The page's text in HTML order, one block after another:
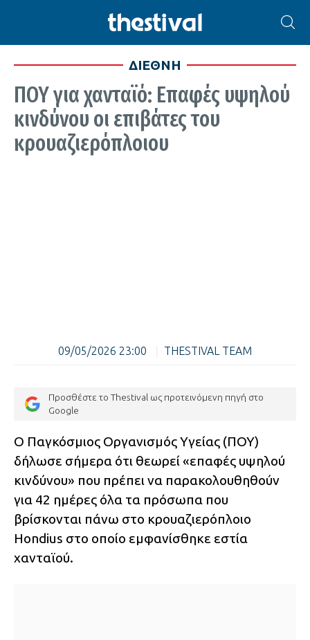
ΔΙΕΘΝΗ
ΠΟΥ για χανταϊό: Επαφές υψηλού
κινδύνου οι επιβάτες του
κρουαζιερόπλοιου
09/05/2026 23:00 THESTIVAL TEAM
Προσθέστε το Thestival ως προτεινόμενη πηγή στο
Google
Ο Παγκόσμιος Οργανισμός Υγείας (ΠΟΥ)
δήλωσε σήμερα ότι θεωρεί «επαφές υψηλού
κινδύνου» που πρέπει να παρακολουθηθούν
για 42 ημέρες όλα τα πρόσωπα που
βρίσκονται πάνω στο κρουαζιερόπλοιο
Hondius στο οποίο εμφανίσθηκε εστία
χανταϊού.